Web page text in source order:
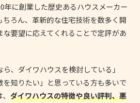
年に創業した歴史あるハウスメーカー
ろん、革新的な住宅技術を数多く開
要望に応えてくれることで定評があ
ら、ダイワハウスを検討している」
を知りたい」と思っている方も多いで
ダイワハウスの特徴や良い評判、悪